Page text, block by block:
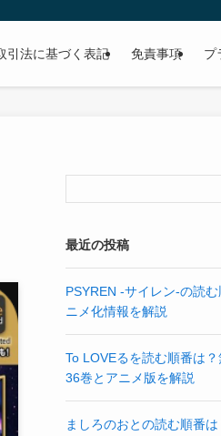
引法に基づく表記 免責事項 プ
最近の投稿
PSYREN -サイレン-の読
ニメ化情報を解説
To LOVEるを読む順番は
36巻とアニメ版を解説
ましろのおとの読む順番